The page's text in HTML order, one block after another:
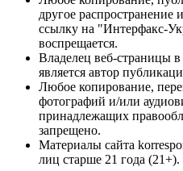
другое
ссылку на "Интерфакс-
воспрещается.
Владелец веб-страницы
является автор
Любое копирование,
фотографий и/или
принадлежащих
запрещено.
Материалы сайта
лиц старше 21 года